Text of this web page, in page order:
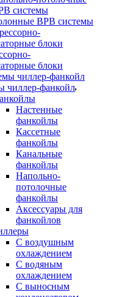
системы
ВРВ системы
блоки
чиллер-фанкойл
Настенные
фанкойлы
Кассетные
фанкойлы
Канальные
фанкойлы
Напольно-
потолочные
фанкойлы
Аксессуары для
фанкойлов
С воздушным
охлаждением
С водяным
охлаждением
С выносным